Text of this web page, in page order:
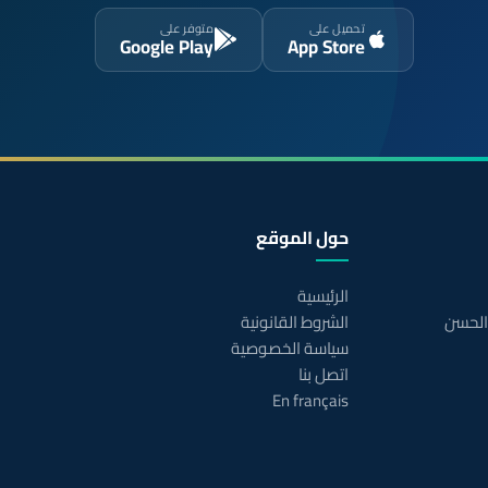
تحميل على
App Store
متوفر على
Google Play
حول الموقع
الرئيسية
الشروط القانونية
سياسة الخصوصية
اتصل بنا
En français